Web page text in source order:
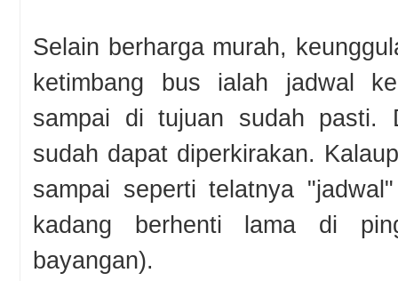
Selain berharga murah,
ketimbang bus ialah jadwal
sampai di tujuan sudah pasti.
sudah dapat diperkirakan.
sampai seperti telatnya
kadang berhenti lama di
bayangan).